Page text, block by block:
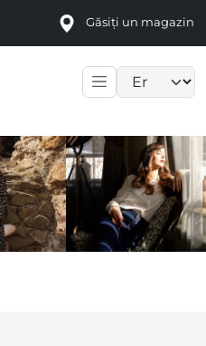
Găsiți un magazin